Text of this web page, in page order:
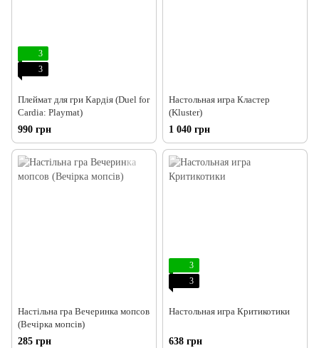
3
3
Плеймат для гри Кардія (Duel for
Cardia: Playmat)
990 грн
Настольная игра Кластер
(Kluster)
1 040 грн
Настільна гра Вечеринка мопсов
(Вечірка мопсів)
285 грн
3
3
Настольная игра Критикотики
638 грн